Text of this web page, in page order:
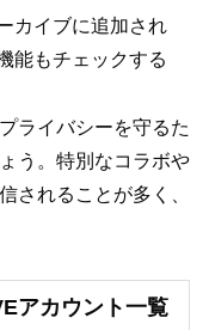
カイブに追加され
能もチェックする
ライバシーを守るた
う。特別なコラボや
されることが多く、
アカウント一覧